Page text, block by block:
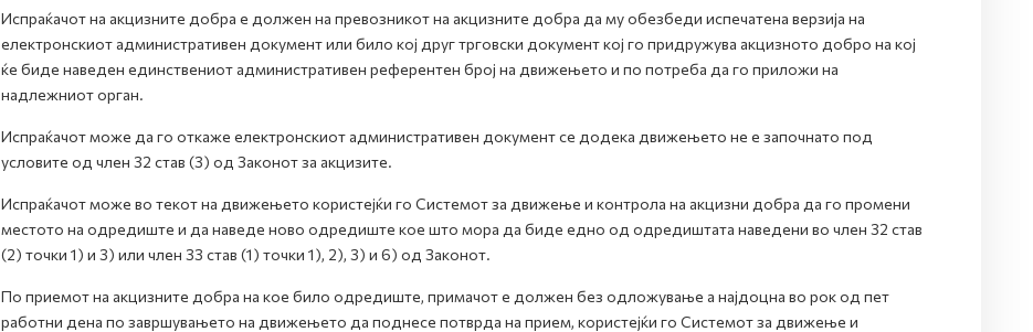
Испраќачот на акцизните добра е должен на превозникот на акцизните добра да му обезбеди испечатена верзија на
електронскиот административен документ или било кој друг трговски документ кој го придружува акцизното добро на кој
ќе биде наведен единствениот административен референтен број на движењето и по потреба да го приложи на
надлежниот орган.
Испраќачот може да го откаже електронскиот административен документ се додека движењето не е започнато под
условите од член 32 став (3) од Законот за акцизите.
Испраќачот може во текот на движењето користејќи го Системот за движење и контрола на акцизни добра да го промени
местото на одредиште и да наведе ново одредиште кое што мора да биде едно од одредиштата наведени во член 32 став
(2) точки 1) и 3) или член 33 став (1) точки 1), 2), 3) и 6) од Законот.
По приемот на акцизните добра на кое било одредиште, примачот е должен без одложување а најдоцна во рок од пет
работни дена по завршувањето на движењето да поднесе потврда на прием, користејќи го Системот за движење и